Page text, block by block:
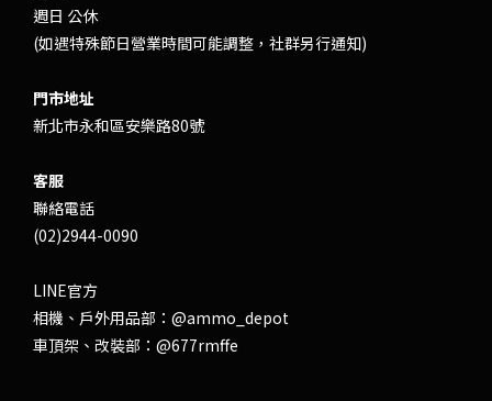
週日 公休
(如遇特殊節日營業時間可能調整，社群另行通知)
門市地址
新北市永和區安樂路80號
客服
聯絡電話
(02)2944-0090
LINE官方
相機、戶外用品部： @ammo_depot
車頂架、改裝部： @677rmffe